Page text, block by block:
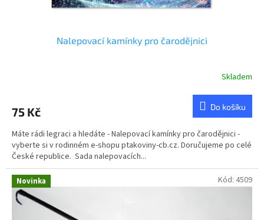
Nalepovací kamínky pro čarodějnici
Skladem
75 Kč Do košíku
Máte rádi legraci a hledáte - Nalepovací kamínky pro čarodějnici -
vyberte si v rodinném e-shopu ptakoviny-cb.cz. Doručujeme po celé
České republice. Sada nalepovacích...
Novinka Kód: 4509